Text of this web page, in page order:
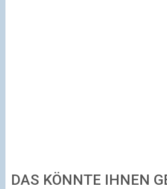
DAS KÖNNTE IHNEN